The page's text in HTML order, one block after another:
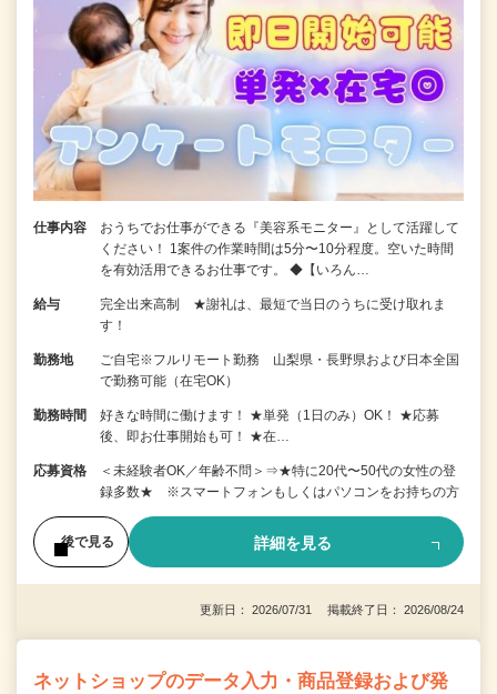
仕事内容
おうちでお仕事ができる『美容系モニター』として活躍して
ください！ 1案件の作業時間は5分〜10分程度。空いた時間
を有効活用できるお仕事です。 ◆【いろん…
給与
完全出来高制 ★謝礼は、最短で当日のうちに受け取れま
す！
勤務地
ご自宅※フルリモート勤務 山梨県・長野県および日本全国
で勤務可能（在宅OK）
勤務時間
好きな時間に働けます！ ★単発（1日のみ）OK！ ★応募
後、即お仕事開始も可！ ★在…
応募資格
＜未経験者OK／年齢不問＞⇒★特に20代〜50代の女性の登
録多数★ ※スマートフォンもしくはパソコンをお持ちの方
後で見る 詳細を見る
更新日： 2026/07/31 掲載終了日： 2026/08/24
ネットショップのデータ入力・商品登録および発